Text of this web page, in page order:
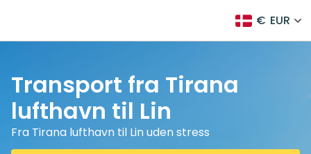
€ EUR
Transport fra Tirana
lufthavn til Lin
Fra Tirana lufthavn til Lin uden stress